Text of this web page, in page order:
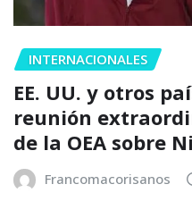
INTERNACIONALES
EE. UU. y otros
reunión
de la OEA sobre
Francomacorisanos